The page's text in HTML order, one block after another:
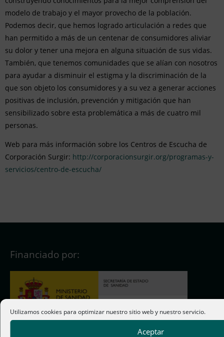
Utilizamos cookies para optimizar nuestro sitio web y nuestro servicio.
Aceptar
modelo de trabajo y el mayor provecho de la población.
Podemos decir, que hemos logrado articulación a redes que
han permitido a más de un centenar de consumidores aliviar
su dolor y tener una mejora en alguna situación de sus vidas.
También, que tenemos comunidades que se alían con nosotros
para ayudar a disminuir el estigma y la discriminación de la
que son objeto los consumidores y a su vez a generar acciones
positivas de inclusión, prevención y mitigación que han
sensibilizado sobre esta problemática a más de cuatro mil
personas.
Web para más información sobre los Centros de Escucha de
Corporación Surgir: http://corporacionsurgir.org/programas-y-
servicios/centro-de-escucha/
Financiado por: